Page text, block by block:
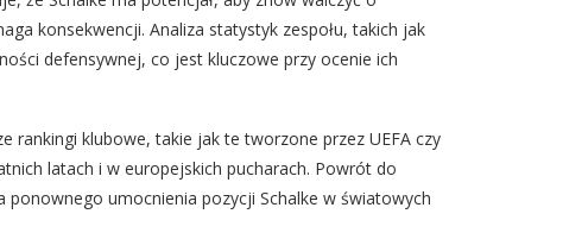
konsekwencji. Analiza statystyk zespołu, takich jak
defensywnej, co jest kluczowe przy ocenie ich
rankingi klubowe, takie jak te tworzone przez UEFA czy
latach i w europejskich pucharach. Powrót do
umocnienia pozycji Schalke w światowych